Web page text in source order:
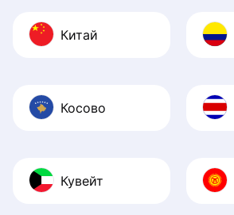
Китай
Косово
Кувейт